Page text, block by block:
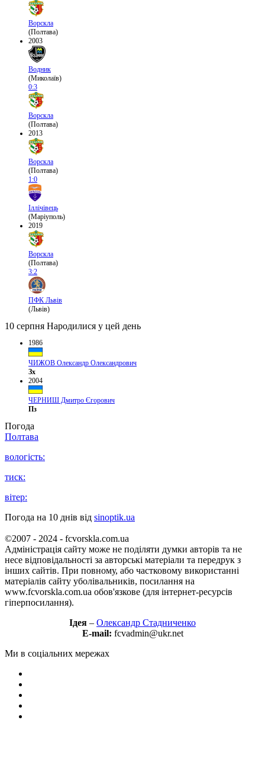
Ворскла
(Полтава)
2003
Водник
(Миколаїв)
0:3
Ворскла
(Полтава)
2013
Ворскла
(Полтава)
1:0
Іллічівець
(Маріуполь)
2019
Ворскла
(Полтава)
3:2
ПФК Львів
(Львів)
10 серпня Народилися у цей день
1986
ЧИЖОВ Олександр Олександрович
Зх
2004
ЧЕРНИШ Дмитро Єгорович
Пз
Погода
Полтава
вологість:
тиск:
вітер:
Погода на 10 днів від sinoptik.ua
©2007 - 2024 - fcvorskla.com.ua
Адміністрація сайту може не поділяти думки авторів та не
несе відповідальності за авторські матеріали та передрук з
інших сайтів. При повному, або частковому використанні
матеріалів сайту уболівальників, посилання на
www.fcvorskla.com.ua обов'язкове (для інтернет-ресурсів
гіперпосилання).
Ідея – Олександр Стадниченко
E-mail: fcvadmin@ukr.net
Ми в соціальних мережах